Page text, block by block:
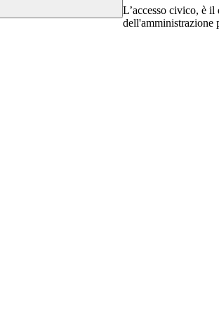
L’accesso civico, è
dell'amministrazione